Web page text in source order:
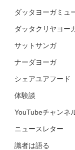
ダッタヨーガミュ
ダッタクリヤヨー
サットサンガ
ナーダヨーガ
シェアユアフード
体験談
YouTubeチャンネ
ニュースレター
識者は語る